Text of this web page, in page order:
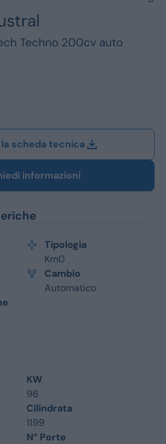
Vedi tutti i marchi
Techno 200cv auto
scheda tecnica
informazioni
Tipologia
Km0
Cambio
Automatico
KW
96
Cilindrata
1199
N° Porte